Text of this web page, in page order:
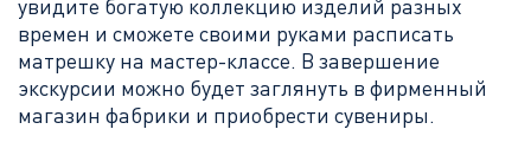
увидите богатую коллекцию изделий разных
времен и сможете своими руками расписать
матрешку на мастер-классе. В завершение
экскурсии можно будет заглянуть в фирменный
магазин фабрики и приобрести сувениры.